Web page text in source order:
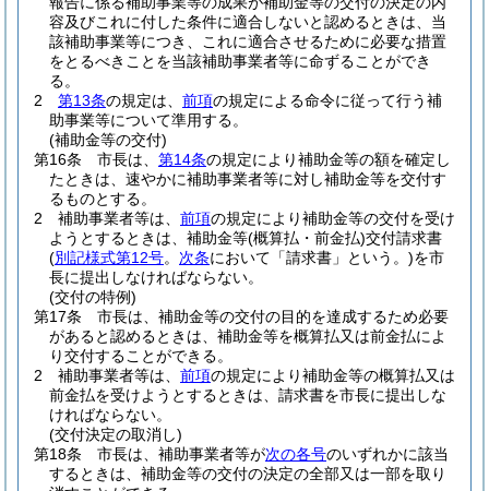
容及びこれに付した条件に適合しないと認めるときは、当
該補助事業等につき、これに適合させるために必要な措置
をとるべきことを当該補助事業者等に命ずることができ
る。
2
第13条の規定は、 前項の規定による命令に従って行う補
助事業等について準用する。
(補助金等の交付)
第16条
市長は、 第14条の規定により補助金等の額を確定し
たときは、速やかに補助事業者等に対し補助金等を交付す
るものとする。
2
補助事業者等は、 前項の規定により補助金等の交付を受け
ようとするときは、補助金等(概算払・前金払)交付請求書
(別記様式第12号。 次条において「請求書」という。)を市
長に提出しなければならない。
(交付の特例)
第17条
市長は、補助金等の交付の目的を達成するため必要
があると認めるときは、補助金等を概算払又は前金払によ
り交付することができる。
2
補助事業者等は、 前項の規定により補助金等の概算払又は
前金払を受けようとするときは、請求書を市長に提出しな
ければならない。
(交付決定の取消し)
第18条
市長は、補助事業者等が次の各号のいずれかに該当
するときは、補助金等の交付の決定の全部又は一部を取り